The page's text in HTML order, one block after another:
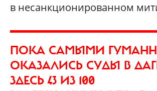
в несанкционированном
ПОКА САМЫМИ
ОКАЗАЛИСЬ СУДЫ В
ЗДЕСЬ 43 ИЗ 100